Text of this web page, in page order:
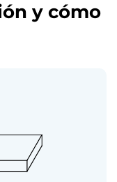
y cómo